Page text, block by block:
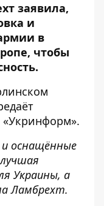
заявила,
и
в
чтобы
Укринформ».
оснащённые
Украины, а
Ламбрехт.